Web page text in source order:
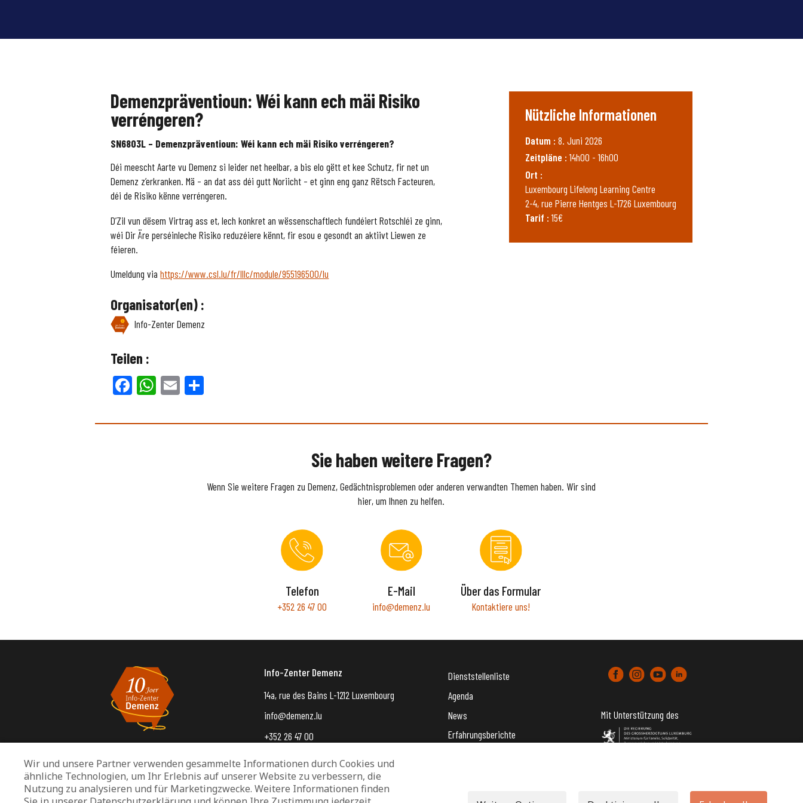
Demenzpräventioun: Wéi kann ech mäi Risiko
verréngeren?
SN6803L – Demenzpräventioun: Wéi kann ech mäi Risiko verréngeren?
Déi meescht Aarte vu Demenz si leider net heelbar, a bis elo gëtt et kee Schutz, fir net un
Demenz z’erkranken. Mä – an dat ass déi gutt Noriicht – et ginn eng ganz Rëtsch Facteuren,
déi de Risiko kënne verréngeren.
D’Zil vun dësem Virtrag ass et, Iech konkret an wëssenschaftlech fundéiert Rotschléi ze ginn,
wéi Dir Äre perséinleche Risiko reduzéiere kënnt, fir esou e gesondt an aktiivt Liewen ze
féieren.
Umeldung viahttps://www.csl.lu/fr/lllc/module/955196500/lu
Organisator(en) :
Info-Zenter Demenz
Teilen :
Facebook
WhatsApp
Email
Nützliche Informationen
Datum : 8. Juni 2026
Zeitpläne :14h00 - 16h00
Ort :
Luxembourg Lifelong Learning Centre
2-4, rue Pierre Hentges L-1726 Luxembourg
Tarif :15€
Sie haben weitere Fragen?
Wenn Sie weitere Fragen zu Demenz, Gedächtnisproblemen oder anderen verwandten Themen haben. Wir sind
hier, um Ihnen zu helfen.
Telefon
+352 26 47 00
E-Mail
info@demenz.lu
Über das Formular
Kontaktiere uns!
Info-Zenter Demenz
14a, rue des Bains L-1212 Luxembourg
info@demenz.lu
+352 26 47 00
Dienststellenliste
Agenda
News
Erfahrungsberichte
Mit Unterstützung des
Datenschutz und Verwaltung von Cookies
Wir und unsere Partner verwenden gesammelte Informationen durch Cookies und
ähnliche Technologien, um Ihr Erlebnis auf unserer Website zu verbessern, die
Nutzung zu analysieren und für Marketingzwecke. Weitere Informationen finden